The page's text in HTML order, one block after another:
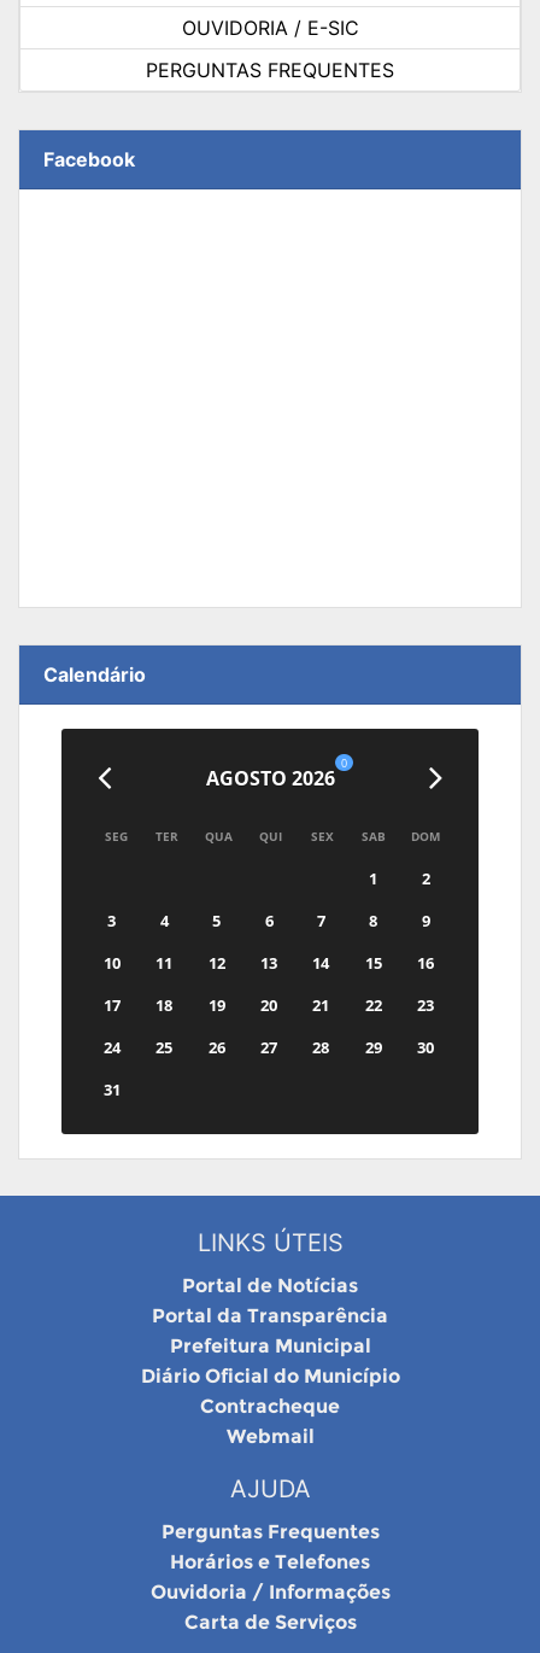
OUVIDORIA / E-SIC
PERGUNTAS FREQUENTES
Facebook
Calendário
AGOSTO 2026
0
SEG TER QUA QUI SEX SAB DOM
1
2
3
4 5 6 7 8
9
10
11 12 13 14 15
16
17
18 19 20 21 22
23
24
25 26 27 28 29
30
31
LINKS ÚTEIS
Portal de Notícias
Portal da Transparência
Prefeitura Municipal
Diário Oficial do Município
Contracheque
Webmail
AJUDA
Perguntas Frequentes
Horários e Telefones
Ouvidoria / Informações
Carta de Serviços